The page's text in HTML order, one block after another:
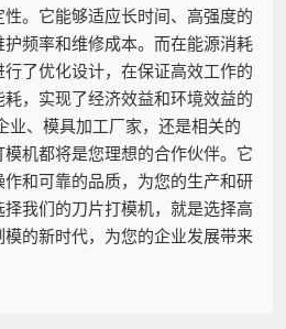
。它能够适应长时间、高强度的
频率和维修成本。而在能源消耗
了优化设计，在保证高效工作的
，实现了经济效益和环境效益的
业、模具加工厂家，还是相关的
机都将是您理想的合作伙伴。它
和可靠的品质，为您的生产和研
我们的刀片打模机，就是选择高
的新时代，为您的企业发展带来